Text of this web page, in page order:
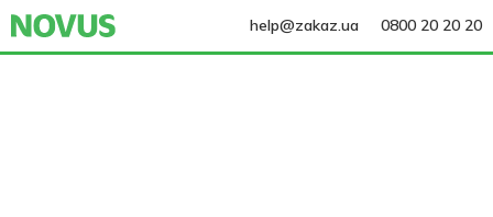
help@zakaz.ua 0800 20 20 20